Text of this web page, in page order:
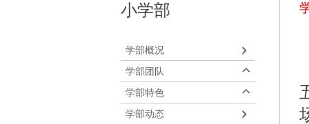
小学部
学部概况
学部团队
学部特色
学部动态